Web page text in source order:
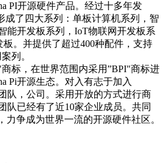
PI开源硬件产品。经过十多年发
成了四大系列：单板计算机系列，智
能开发板系列，IoT物联网开发板系
。并提供了超过400种配件，支持
列。
商标，在世界范围内采用”BPI"商标进
Pi开源生态。对入有志于加入
队，公司。采用开放的方式进行商
队已经有了近10家企业成员。共同
力争成为世界一流的开源硬件社区。